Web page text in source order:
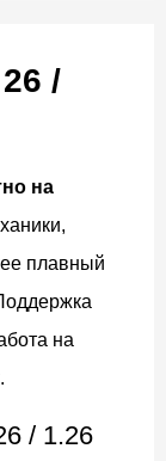
/
на
плавный
на
/ 1.26